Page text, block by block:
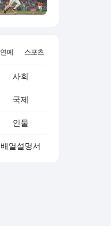
연예 스포츠
사회
국제
인물
배열설명서